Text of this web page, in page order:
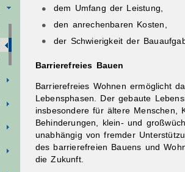
dem Umfang der Leistung,
den anrechenbaren Kosten,
der Schwierigkeit der
Barrierefreies Bauen
Barrierefreies Wohnen ermöglicht
Lebensphasen. Der gebaute
insbesondere für ältere Menschen,
Behinderungen, klein- und
unabhängig von fremder
des barrierefreien Bauens und
die Zukunft.